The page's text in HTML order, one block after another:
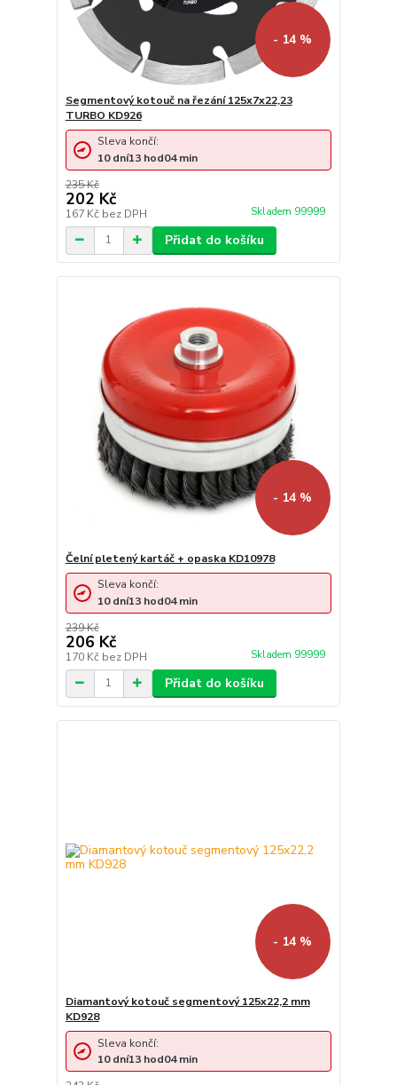
- 14 %
Segmentový kotouč na řezání 125x7x22,23
TURBO KD926
235 Kč
202 Kč
167 Kč bez DPH Skladem 99999
Sleva končí:
10 dní13 hod04min
Přidat do košíku
- 14 %
Čelní pletený kartáč + opaska KD10978
239 Kč
206 Kč
170 Kč bez DPH Skladem 99999
Sleva končí:
10 dní13 hod04min
Přidat do košíku
- 14 %
Diamantový kotouč segmentový 125x22,2 mm
KD928
Sleva končí:
10 dní13 hod04min